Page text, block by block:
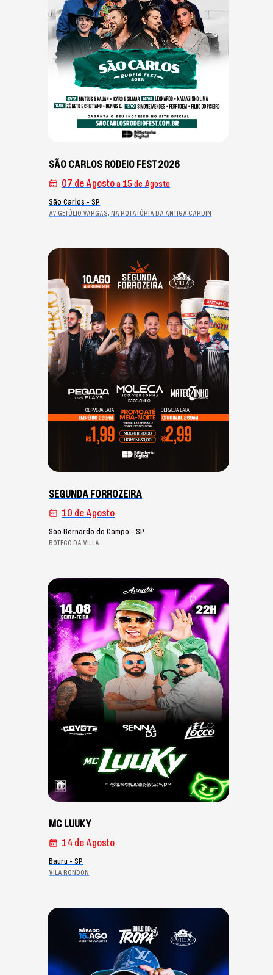
SÃO CARLOS RODEIO FEST 2026
07 de Agostoa 15 de Agosto
São Carlos - SP
AV GETÚLIO VARGAS, NA ROTATÓRIA DA ANTIGA CARDIN
SEGUNDA FORROZEIRA
10 de Agosto
São Bernardo do Campo - SP
BOTECO DA VILLA
MC LUUKY
14 de Agosto
Bauru - SP
VILA RONDON